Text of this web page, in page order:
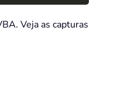
Veja as capturas